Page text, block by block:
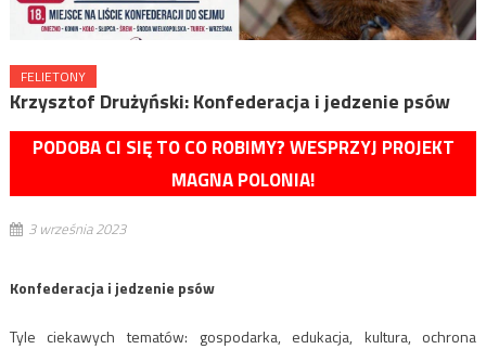
FELIETONY
Krzysztof Drużyński: Konfederacja i jedzenie psów
PODOBA CI SIĘ TO CO ROBIMY? WESPRZYJ PROJEKT
MAGNA POLONIA!
3 września 2023
Konfederacja i jedzenie psów
Tyle ciekawych tematów: gospodarka, edukacja, kultura, ochrona